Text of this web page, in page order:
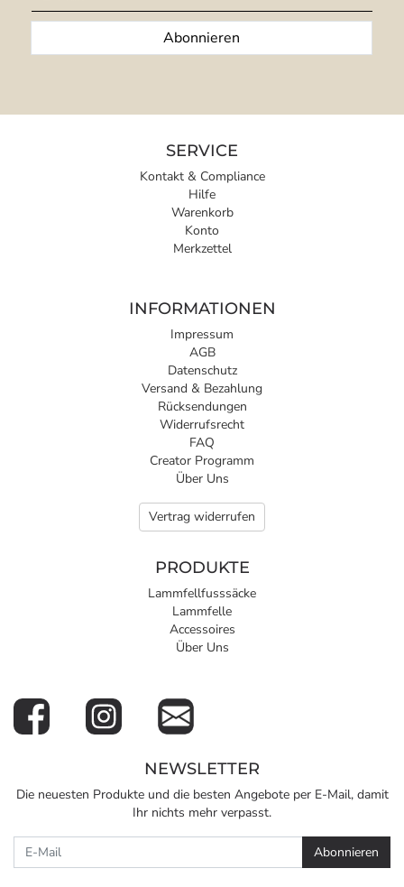
Abonnieren
SERVICE
Kontakt & Compliance
Hilfe
Warenkorb
Konto
Merkzettel
INFORMATIONEN
Impressum
AGB
Datenschutz
Versand & Bezahlung
Rücksendungen
Widerrufsrecht
FAQ
Creator Programm
Über Uns
Vertrag widerrufen
PRODUKTE
Lammfellfusssäcke
Lammfelle
Accessoires
Über Uns
NEWSLETTER
Die neuesten Produkte und die besten Angebote per E-Mail, damit
Ihr nichts mehr verpasst.
Abonnieren